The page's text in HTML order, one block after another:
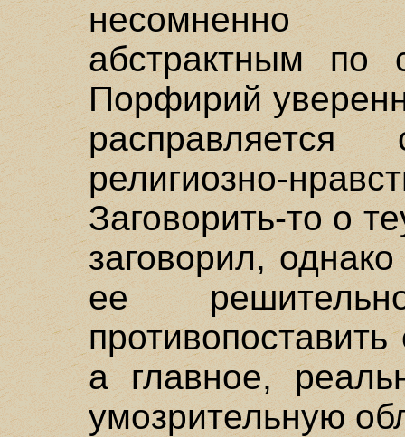
несомненно
абстрактным по
Порфирий
религиозно-
Заговорить-то о
заговорил,
ее
а главное,
умозрительную